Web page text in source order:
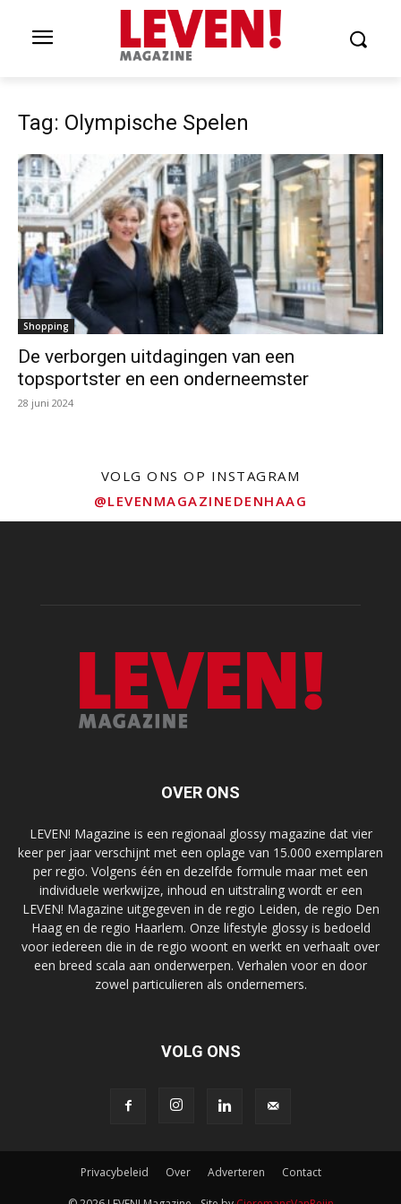
Tag: Olympische Spelen
Shopping
De verborgen uitdagingen van een
topsportster en een onderneemster
28 juni 2024
VOLG ONS OP INSTAGRAM
@LEVENMAGAZINEDENHAAG
OVER ONS
LEVEN! Magazine is een regionaal glossy magazine dat vier
keer per jaar verschijnt met een oplage van 15.000 exemplaren
per regio. Volgens één en dezelfde formule maar met een
individuele werkwijze, inhoud en uitstraling wordt er een
LEVEN! Magazine uitgegeven in de regio Leiden, de regio Den
Haag en de regio Haarlem. Onze lifestyle glossy is bedoeld
voor iedereen die in de regio woont en werkt en verhaalt over
een breed scala aan onderwerpen. Verhalen voor en door
zowel particulieren als ondernemers.
VOLG ONS
Privacybeleid Over Adverteren Contact